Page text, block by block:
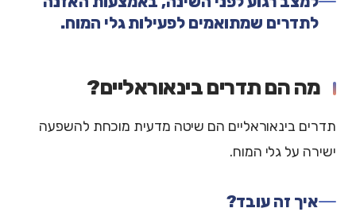
לתדרים שמתואמים לפעילות גלי המוח.
מה הם תדרים בינאוראליים?
תדרים בינאוראליים הם שיטה מדעית מוכחת להשפעה
ישירה על גלי המוח.
איך זה עובד?